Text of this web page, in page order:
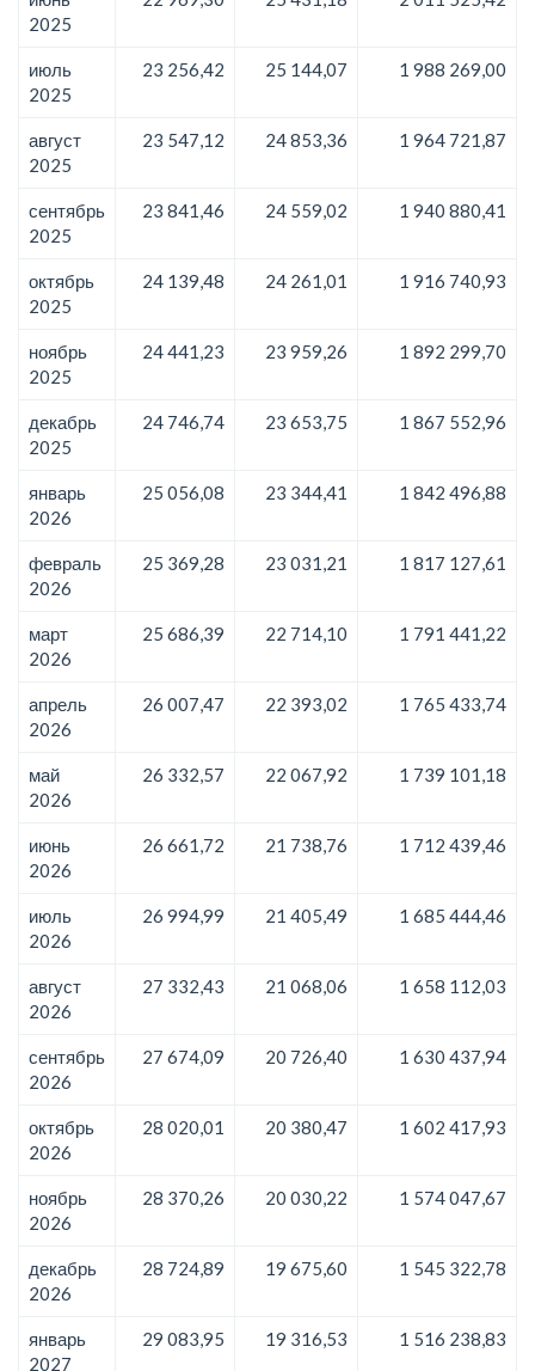
2025
июль
2025
23 256,42 25 144,07 1 988 269,00
август
2025
23 547,12 24 853,36 1 964 721,87
сентябрь
2025
23 841,46 24 559,02 1 940 880,41
октябрь
2025
24 139,48 24 261,01 1 916 740,93
ноябрь
2025
24 441,23 23 959,26 1 892 299,70
декабрь
2025
24 746,74 23 653,75 1 867 552,96
январь
2026
25 056,08 23 344,41 1 842 496,88
февраль
2026
25 369,28 23 031,21 1 817 127,61
март
2026
25 686,39 22 714,10 1 791 441,22
апрель
2026
26 007,47 22 393,02 1 765 433,74
май
2026
26 332,57 22 067,92 1 739 101,18
июнь
2026
26 661,72 21 738,76 1 712 439,46
июль
2026
26 994,99 21 405,49 1 685 444,46
август
2026
27 332,43 21 068,06 1 658 112,03
сентябрь
2026
27 674,09 20 726,40 1 630 437,94
октябрь
2026
28 020,01 20 380,47 1 602 417,93
ноябрь
2026
28 370,26 20 030,22 1 574 047,67
декабрь
2026
28 724,89 19 675,60 1 545 322,78
январь
2027
29 083,95 19 316,53 1 516 238,83